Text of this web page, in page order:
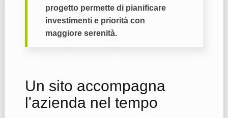
progetto permette di pianificare
investimenti e priorità con
maggiore serenità.
Un sito accompagna
l'azienda nel tempo